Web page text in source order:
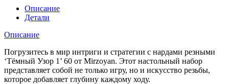
Описание
Детали
Описание
Погрузитесь в мир интриги и стратегии с нардами резными
‘Тёмный Узор 1’ 60 от Mirzoyan. Этот настольный набор
представляет собой не только игру, но и искусство резьбы,
которое добавляет глубину каждому ходу.